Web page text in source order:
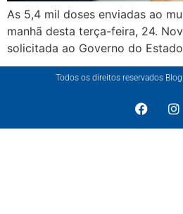
As 5,4 mil doses enviadas ao
manhã desta terça-feira, 24.
solicitada ao Governo do
Todos os direitos reservados